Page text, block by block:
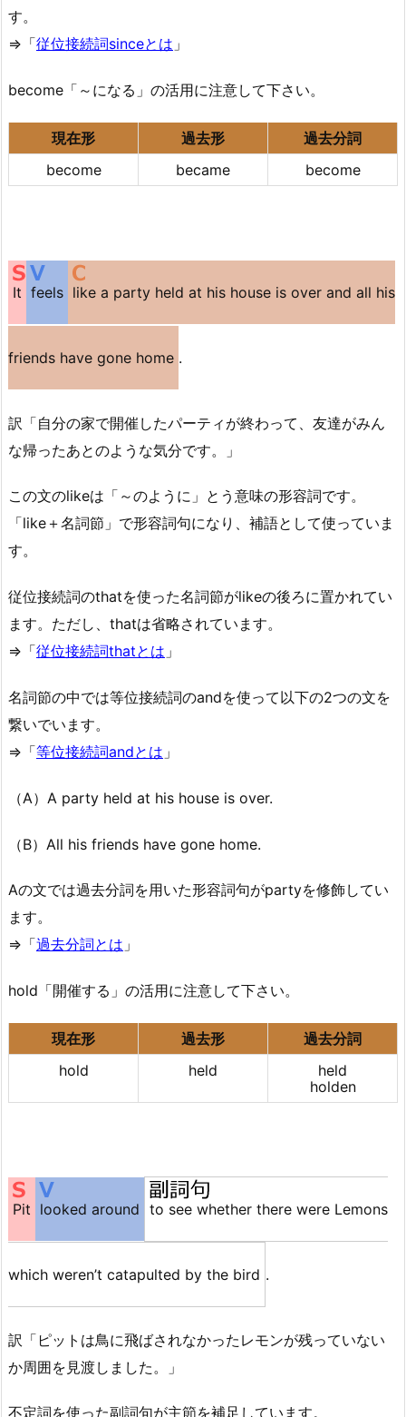
す。
⇒「従位接続詞sinceとは 」
become「～になる」の活用に注意して下さい。
現在形 過去形
過去分詞
become
became become
It feels like a party held at his house is over and all his
friends have gone home .
訳「自分の家で開催したパーティが終わって、友達がみん
な帰ったあとのような気分です。」
この文のlikeは「～のように」とう意味の形容詞です。
「like＋名詞節」で形容詞句になり、補語として使っていま
す。
従位接続詞のthatを使った名詞節がlikeの後ろに置かれてい
ます。ただし、thatは省略されています。
⇒「従位接続詞thatとは 」
名詞節の中では等位接続詞のandを使って以下の2つの文を
繋いでいます。
⇒「等位接続詞andとは 」
（A）A party held at his house is over.
（B）All his friends have gone home.
Aの文では過去分詞を用いた形容詞句がpartyを修飾してい
ます。
⇒「過去分詞とは 」
hold「開催する」の活用に注意して下さい。
現在形 過去形
過去分詞
hold
held
held
holden
Pit looked around to see whether there were Lemons
which weren’t catapulted by the bird .
訳「ピットは鳥に飛ばされなかったレモンが残っていない
か周囲を見渡しました。」
不定詞を使った副詞句が主節を補足しています。